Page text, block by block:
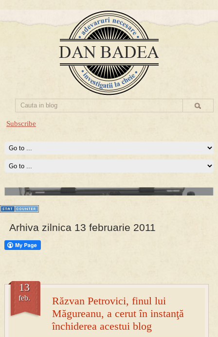
Subscribe
PRESA
Permise pentru vânătoarea de porci în costume, cu gulere albe
Arhiva zilnica 13 februarie 2011
Răzvan Petrovici, finul lui
Măgureanu, a cerut în instanţă
închiderea acestui blog
13
feb.